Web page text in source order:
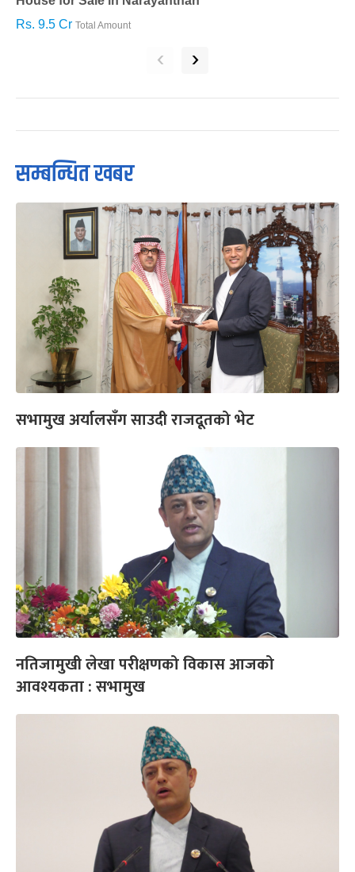
Rs. 9.5 Cr Total Amount
‹ ›
सम्बन्धित खबर
सभामुख अर्यालसँग साउदी राजदूतको भेट
नतिजामुखी लेखा परीक्षणको विकास आजको
आवश्यकता : सभामुख